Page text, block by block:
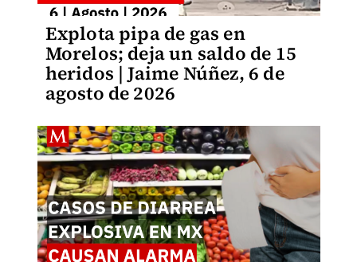
Explota pipa de gas en
Morelos; deja un saldo de 15
heridos | Jaime Núñez, 6 de
agosto de 2026